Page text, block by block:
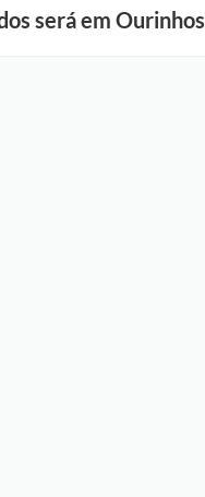
será em Ourinhos